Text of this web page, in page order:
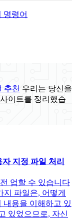
명령어
추천 우리는 당신을
이트를 정리했습
지정 파일 처리
업할 수 있습니다
파일은, 어떻게
내용을 이해하고 있
있었으므로, 자신